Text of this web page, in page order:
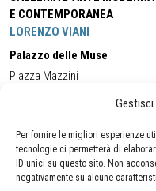
Gestisci
Per fornire le migliori esperienze
tecnologie ci permetterà di
ID unici su questo sito. Non
negativamente su alcune
E CONTEMPORANEA
LORENZO VIANI
Palazzo delle Muse
Piazza Mazzini
Cell:+39
Tel:
+39 0584 944580
(orario
Email: